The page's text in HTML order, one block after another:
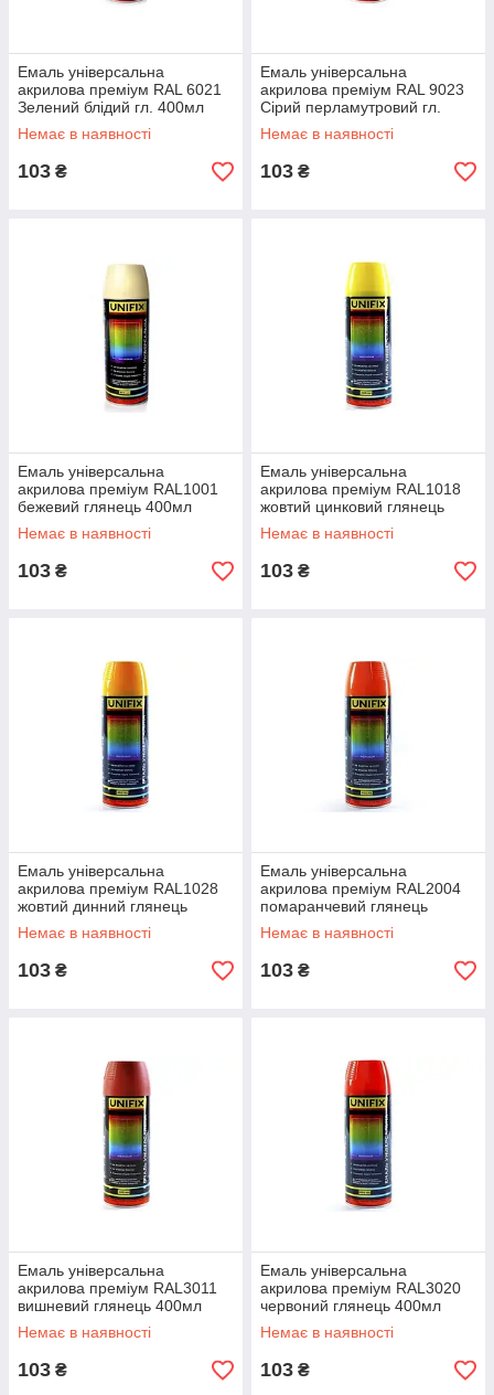
Емаль універсальна
акрилова преміум RAL 6021
Зелений блідий гл. 400мл
UNIFIX
Немає в наявності
103 ₴
Емаль універсальна
акрилова преміум RAL 9023
Сірий перламутровий гл.
400мл UNIFIX
Немає в наявності
103 ₴
Емаль універсальна
акрилова преміум RAL1001
бежевий глянець 400мл
UNIFIX
Немає в наявності
103 ₴
Емаль універсальна
акрилова преміум RAL1018
жовтий цинковий глянець
400мл UNIFIX
Немає в наявності
103 ₴
Емаль універсальна
акрилова преміум RAL1028
жовтий динний глянець
400мл UNIFIX
Немає в наявності
103 ₴
Емаль універсальна
акрилова преміум RAL2004
помаранчевий глянець
400мл UNIFIX
Немає в наявності
103 ₴
Емаль універсальна
акрилова преміум RAL3011
вишневий глянець 400мл
UNIFIX
Немає в наявності
103 ₴
Емаль універсальна
акрилова преміум RAL3020
червоний глянець 400мл
UNIFIX
Немає в наявності
103 ₴